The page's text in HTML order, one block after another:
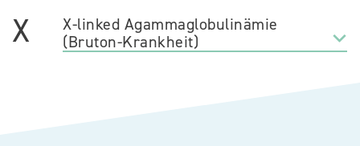
X
X-linked Agammaglobulinämie
(Bruton-Krankheit)